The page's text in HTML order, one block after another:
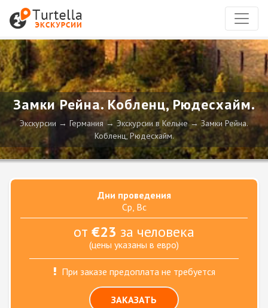
Замки Рейна. Кобленц, Рюдесхайм.
Экскурсии Германия Экскурсии в Кельне
Замки Рейна.
Кобленц, Рюдесхайм.
Дни проведения
Ср, Вс
от €23 за человека
(цены указаны в евро)
При заказе предоплата не требуется
ЗАКАЗАТЬ